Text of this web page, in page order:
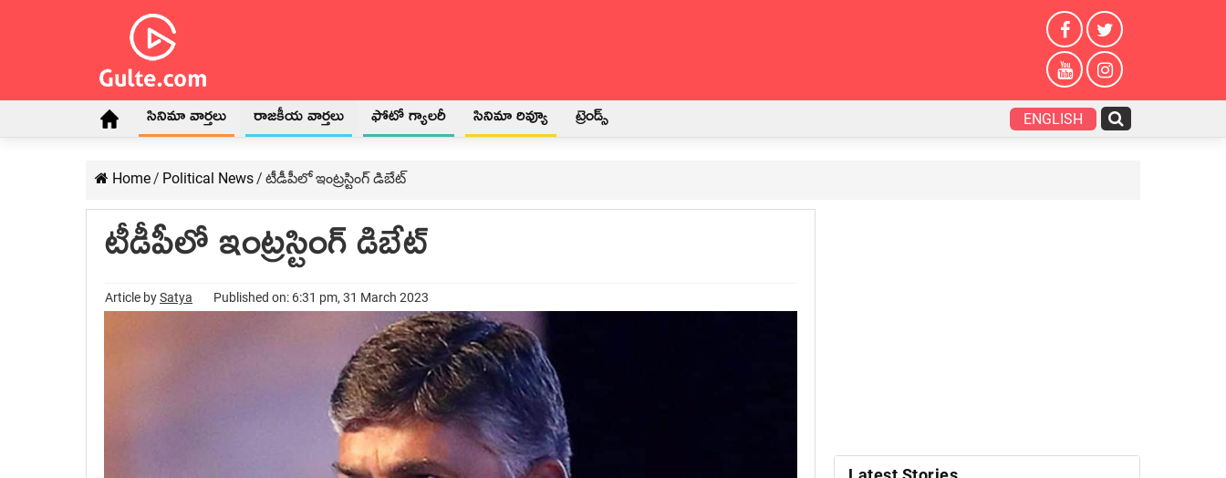
సినిమా వార్తలు రాజకీయ వార్తలు ఫోటో గ్యాలరీ సినిమా రివ్యూ ట్రెండ్స్ ENGLISH
Home/ Political News/ టీడీపీలో ఇంట్ర‌స్టింగ్ డిబేట్‌
టీడీపీలో ఇంట్ర‌స్టింగ్ డిబేట్‌
Article bySatya Published on: 6:31 pm, 31 March 2023